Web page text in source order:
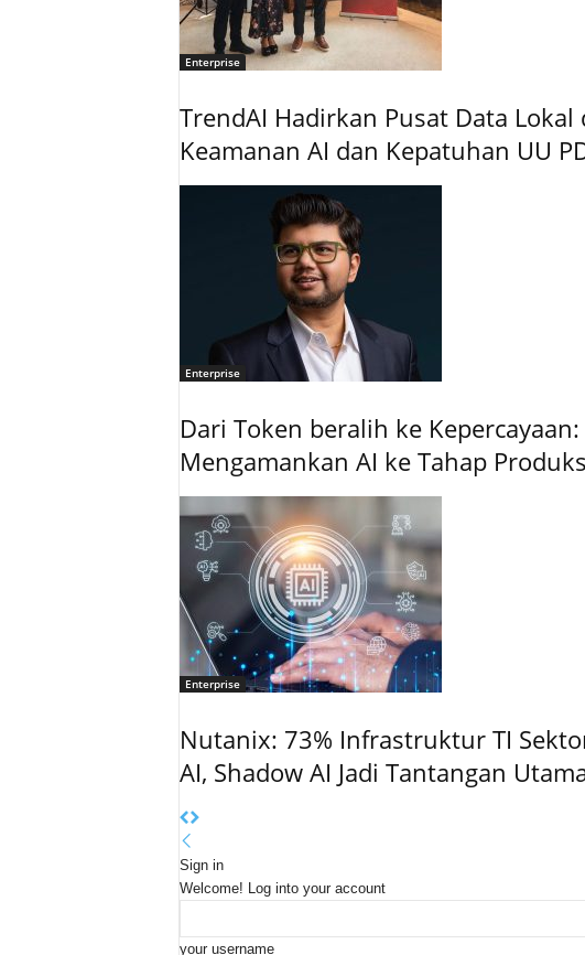
Enterprise
TrendAI Hadirkan Pusat Data
Keamanan AI dan Kepatuhan UU
Enterprise
Dari Token beralih ke
Mengamankan AI ke Tahap
Enterprise
Nutanix: 73% Infrastruktur TI
AI, Shadow AI Jadi Tantangan
Sign in
Welcome! Log into your account
your username